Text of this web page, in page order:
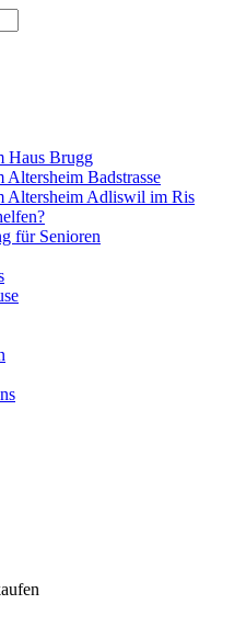
Haus Brugg
Badstrasse
Altersheim Adliswil im Ris
für Senioren